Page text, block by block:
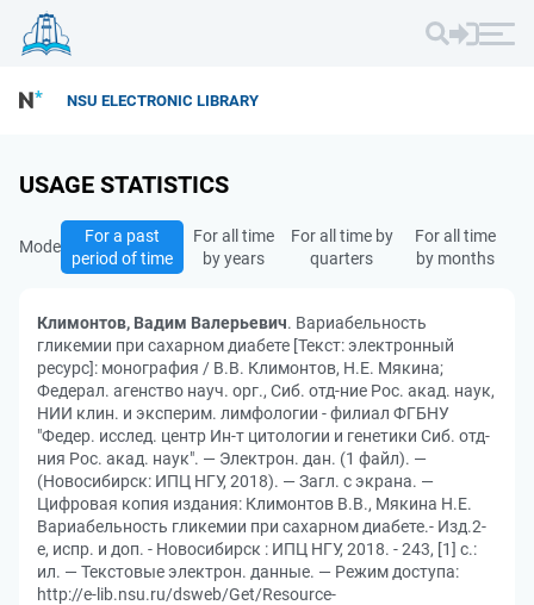
NSU ELECTRONIC LIBRARY
USAGE STATISTICS
Mode
For a past
period of time
For all time
by years
For all time by
quarters
For all time
by months
Климонтов, Вадим Валерьевич. Вариабельность
гликемии при сахарном диабете [Текст: электронный
ресурс]: монография / В.В. Климонтов, Н.Е. Мякина;
Федерал. агенство науч. орг., Сиб. отд-ние Рос. акад. наук,
НИИ клин. и эксперим. лимфологии - филиал ФГБНУ
"Федер. исслед. центр Ин-т цитологии и генетики Сиб. отд-
ния Рос. акад. наук". — Электрон. дан. (1 файл). —
(Новосибирск: ИПЦ НГУ, 2018). — Загл. с экрана. —
Цифровая копия издания: Климонтов В.В., Мякина Н.Е.
Вариабельность гликемии при сахарном диабете.- Изд.2-
е, испр. и доп. - Новосибирск : ИПЦ НГУ, 2018. - 243, [1] с.:
ил. — Текстовые электрон. данные. — Режим доступа:
http://e-lib.nsu.ru/dsweb/Get/Resource-